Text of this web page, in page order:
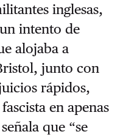
inglesas,
intento de
alojaba a
junto con
rápidos,
en apenas
que “se